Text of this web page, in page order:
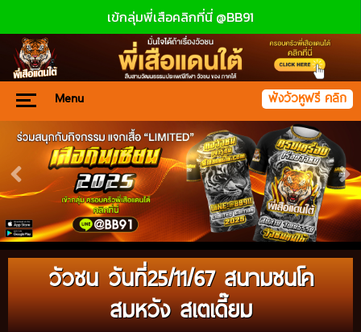
เข้กลุ่มพี่เสือคลิกที่นี่ @BB91
Menu ฟังวัวหูฟรี คลิก
วัวชน วันที่25/11/67 สนามชนโค
สมหวัง สเตเดี๊ยม